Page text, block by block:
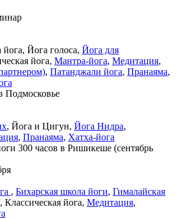
Йога голоса, Йога для
йога, Мантра-йога, Медитация,
, Патанджали йога, Пранаяма,
Подмосковье
, Йога и Цигун, Йога Нидра,
, Пранаяма, Хатха-йога
300 часов в Ришикеше (сентябрь
, Бихарская школа йоги, Гималайская
, Классическая йога, Медитация,